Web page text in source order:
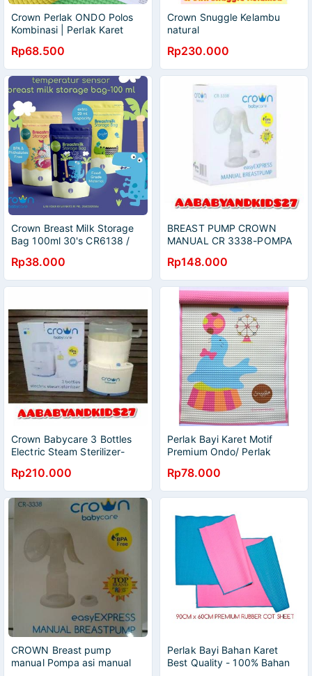
Crown Perlak ONDO Polos
Kombinasi | Perlak Karet
Rp68.500
Crown Snuggle Kelambu
natural
Rp230.000
Crown Breast Milk Storage
Bag 100ml 30's CR6138 /
Rp38.000
BREAST PUMP CROWN
MANUAL CR 3338-POMPA
EXPRESS MANUAL
BREASTPUMP
Rp148.000
Crown Babycare 3 Bottles
Electric Steam Sterilizer-
FREE
Rp210.000
Perlak Bayi Karet Motif
Premium Ondo/ Perlak
Rp78.000
CROWN Breast pump
manual Pompa asi manual
Perlak Bayi Bahan Karet
Best Quality - 100% Bahan